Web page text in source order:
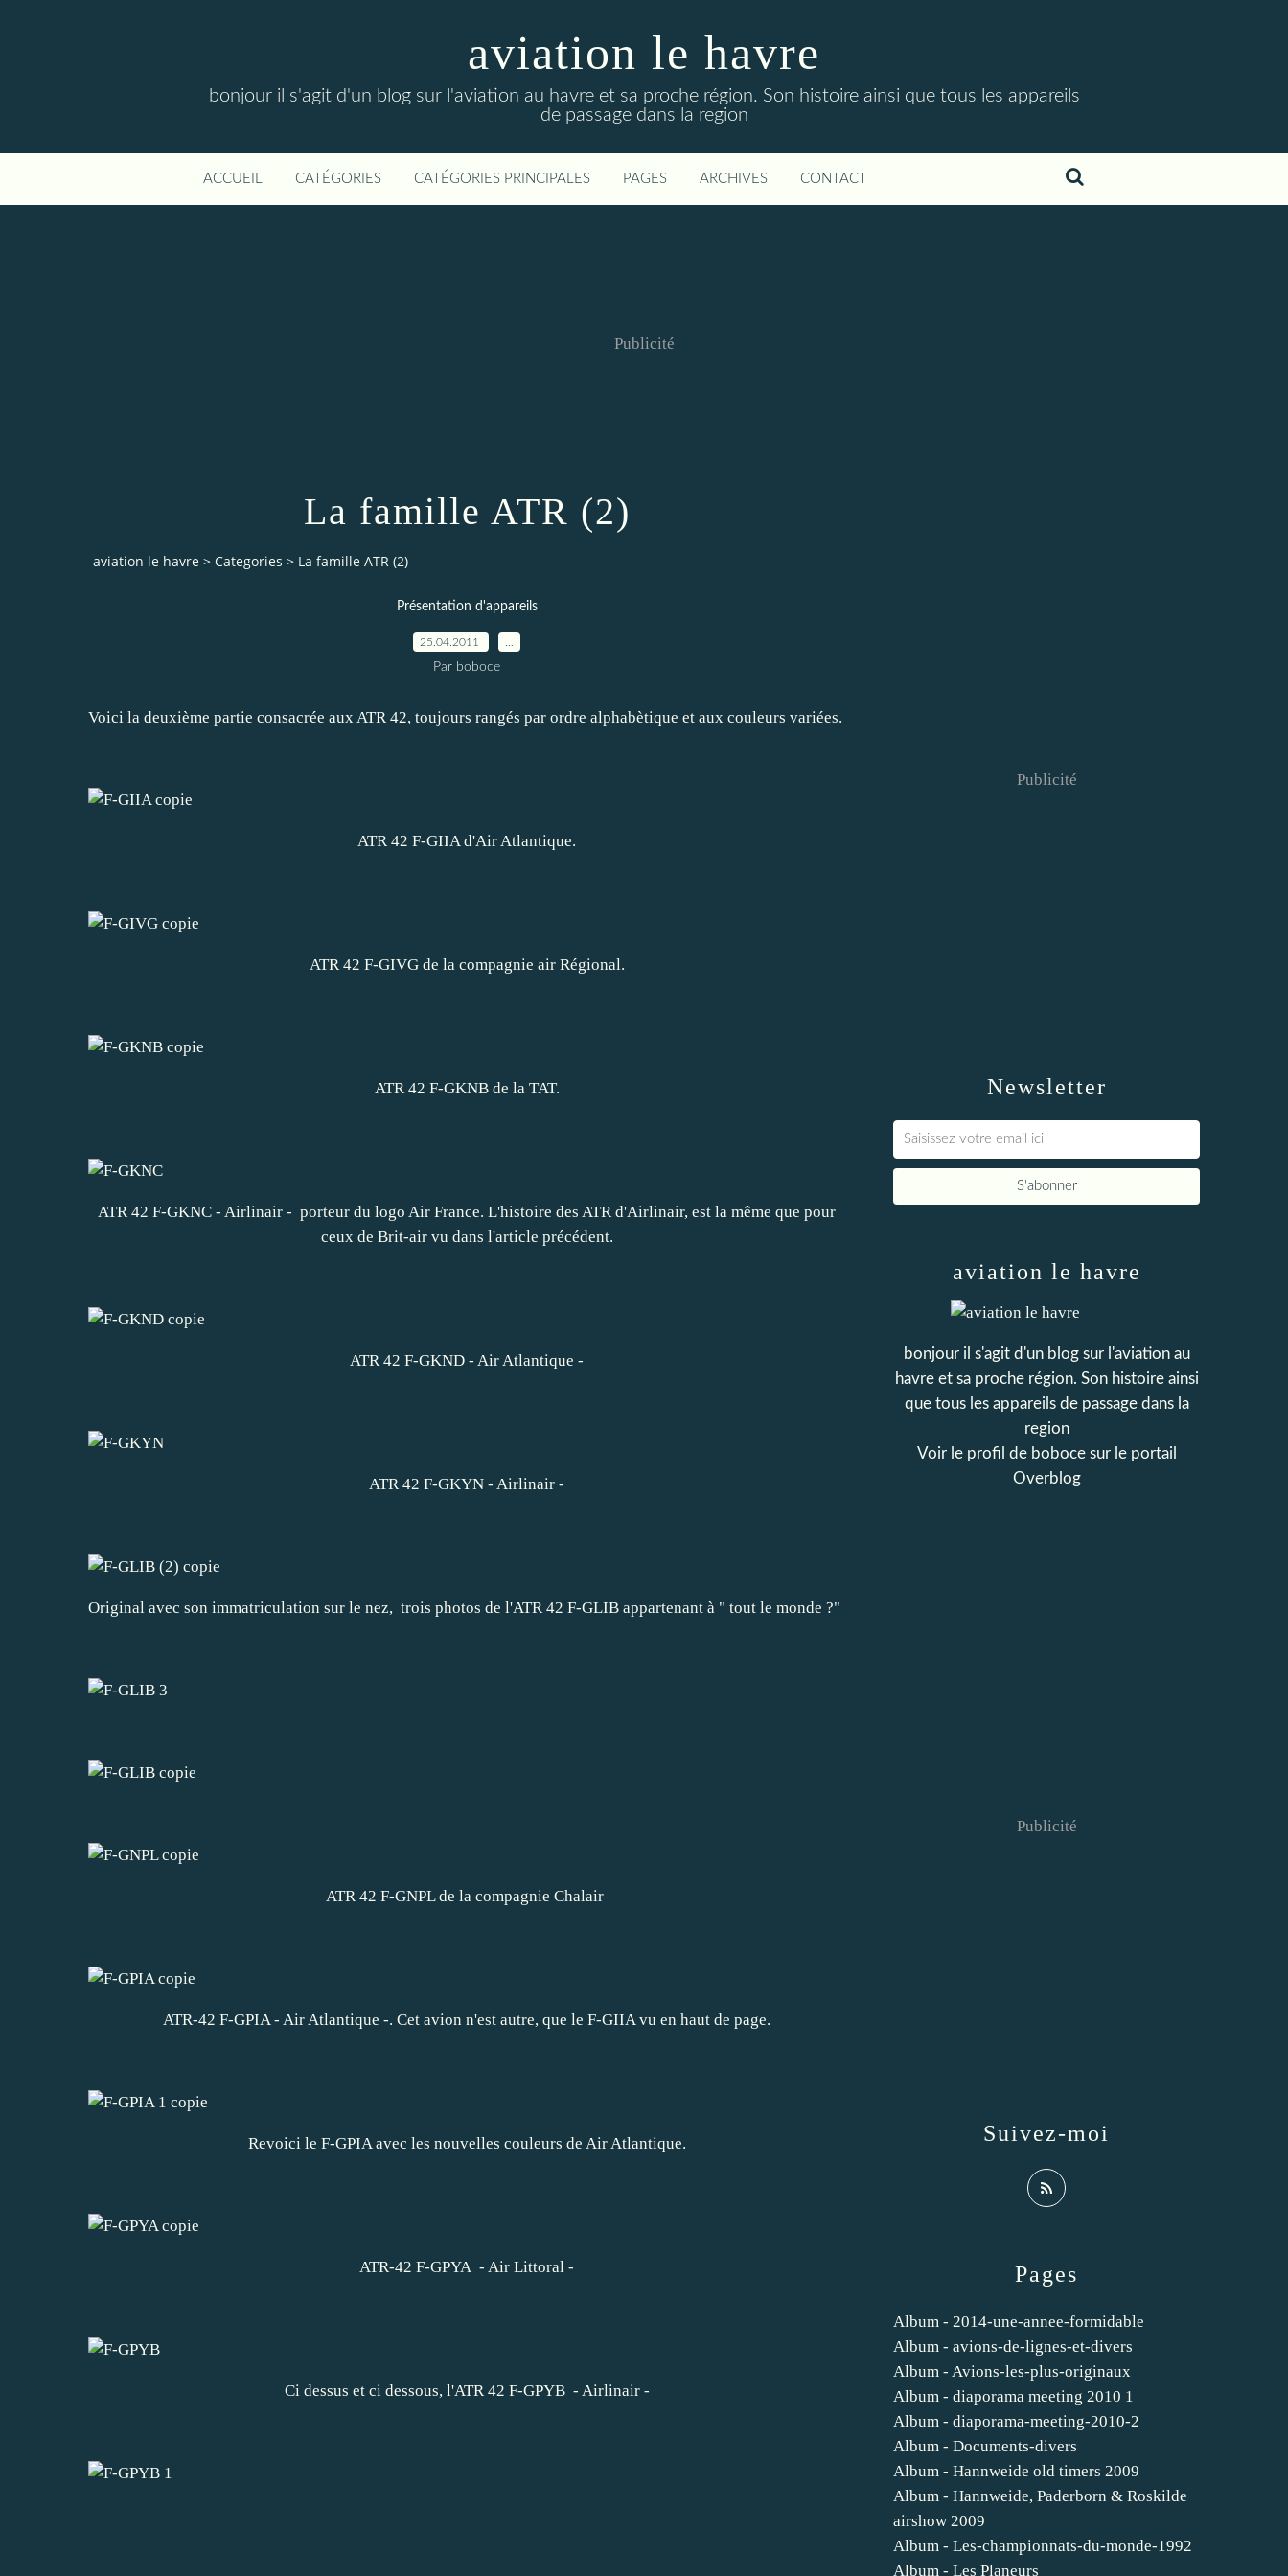
aviation le havre
bonjour il s'agit d'un blog sur l'aviation au havre et sa proche région. Son histoire ainsi que tous les appareils
de passage dans la region
ACCUEIL CATÉGORIES CATÉGORIES PRINCIPALES PAGES ARCHIVES CONTACT
Publicité
La famille ATR (2)
aviation le havre > Categories > La famille ATR (2)
Présentation d'appareils
25.04.2011
Par boboce
Voici la deuxième partie consacrée aux ATR 42, toujours rangés par ordre alphabètique et aux couleurs variées.
ATR 42 F-GIIA d'Air Atlantique.
ATR 42 F-GIVG de la compagnie air Régional.
ATR 42 F-GKNB de la TAT.
ATR 42 F-GKNC - Airlinair - porteur du logo Air France. L'histoire des ATR d'Airlinair, est la même que pour
ceux de Brit-air vu dans l'article précédent.
ATR 42 F-GKND - Air Atlantique -
ATR 42 F-GKYN - Airlinair -
Original avec son immatriculation sur le nez, trois photos de l'ATR 42 F-GLIB appartenant à " tout le monde ?"
ATR 42 F-GNPL de la compagnie Chalair
ATR-42 F-GPIA - Air Atlantique -. Cet avion n'est autre, que le F-GIIA vu en haut de page.
Revoici le F-GPIA avec les nouvelles couleurs de Air Atlantique.
ATR-42 F-GPYA - Air Littoral -
Ci dessus et ci dessous, l'ATR 42 F-GPYB - Airlinair -
Newsletter
Publicité
Pages
Album - 2014-une-annee-formidable
Album - avions-de-lignes-et-divers
Album - Avions-les-plus-originaux
Album - diaporama meeting 2010 1
Album - diaporama-meeting-2010-2
Album - Documents-divers
Album - Hannweide old timers 2009
Album - Hannweide, Paderborn & Roskilde
airshow 2009
Album - Les-championnats-du-monde-1992
Album - Les Planeurs
aviation le havre
bonjour il s'agit d'un blog sur l'aviation au
havre et sa proche région. Son histoire ainsi
que tous les appareils de passage dans la
region
Voir le profil de bobocesur le portail
Overblog
Suivez-moi
Publicité